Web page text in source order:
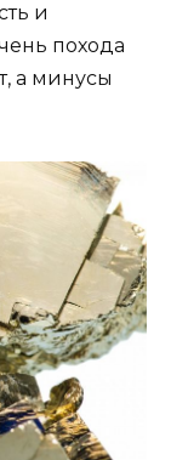
и
похода
а минусы